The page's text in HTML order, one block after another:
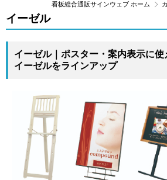
看板総合通販サインウェブ ホーム
イーゼル
イーゼル｜ポスター・案内表示に
イーゼルをラインアップ